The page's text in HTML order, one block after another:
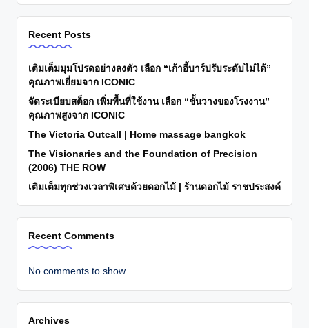
Recent Posts
เติมเต็มมุมโปรดอย่างลงตัว เลือก “เก้าอี้บาร์ปรับระดับไม่ได้”
คุณภาพเยี่ยมจาก ICONIC
จัดระเบียบสต็อก เพิ่มพื้นที่ใช้งาน เลือก “ชั้นวางของโรงงาน”
คุณภาพสูงจาก ICONIC
The Victoria Outcall | Home massage bangkok
The Visionaries and the Foundation of Precision
(2006) THE ROW
เติมเต็มทุกช่วงเวลาพิเศษด้วยดอกไม้ | ร้านดอกไม้ ราชประสงค์
Recent Comments
No comments to show.
Archives